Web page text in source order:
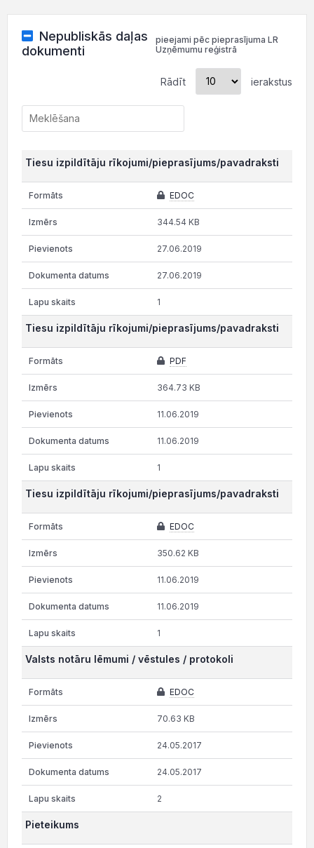
Nepubliskās daļas
dokumenti
pieejami pēc pieprasījuma LR
Uzņēmumu reģistrā
Rādīt ierakstus
Tiesu izpildītāju rīkojumi/pieprasījums/pavadraksti
EDOC
344.54 KB
27.06.2019
27.06.2019
1
Tiesu izpildītāju rīkojumi/pieprasījums/pavadraksti
PDF
364.73 KB
11.06.2019
11.06.2019
1
Tiesu izpildītāju rīkojumi/pieprasījums/pavadraksti
EDOC
350.62 KB
11.06.2019
11.06.2019
1
Valsts notāru lēmumi / vēstules / protokoli
EDOC
70.63 KB
24.05.2017
24.05.2017
2
Pieteikums